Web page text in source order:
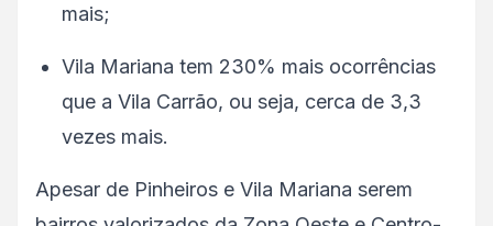
mais;
Vila Mariana tem 230% mais ocorrências
que a Vila Carrão, ou seja, cerca de 3,3
vezes mais.
Apesar de Pinheiros e Vila Mariana serem